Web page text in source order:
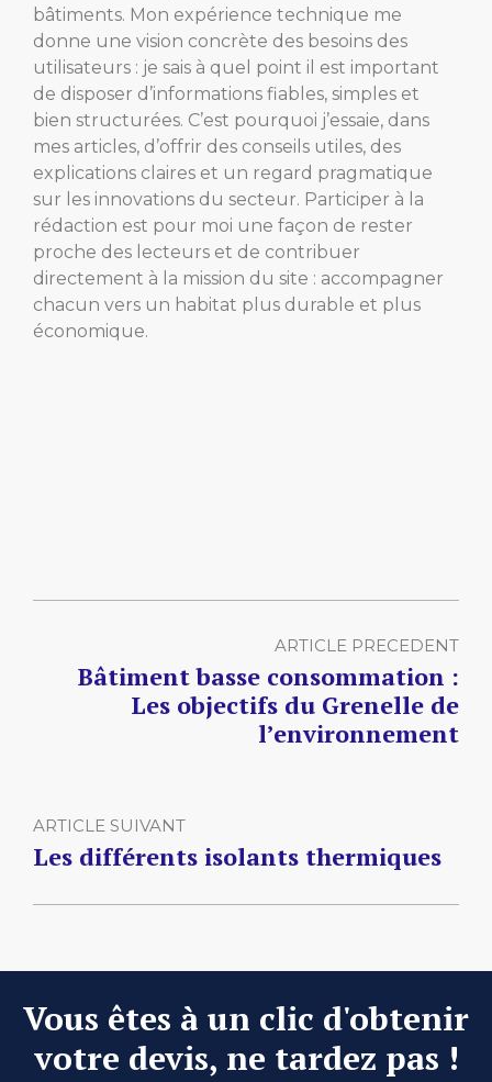
bâtiments. Mon expérience technique me
donne une vision concrète des besoins des
utilisateurs : je sais à quel point il est important
de disposer d’informations fiables, simples et
bien structurées. C’est pourquoi j’essaie, dans
mes articles, d’offrir des conseils utiles, des
explications claires et un regard pragmatique
sur les innovations du secteur. Participer à la
rédaction est pour moi une façon de rester
proche des lecteurs et de contribuer
directement à la mission du site : accompagner
chacun vers un habitat plus durable et plus
économique.
ARTICLE PRECEDENT
Bâtiment basse consommation :
Les objectifs du Grenelle de
l’environnement
ARTICLE SUIVANT
Les différents isolants thermiques
Vous êtes à un clic d'obtenir
votre devis, ne tardez pas !